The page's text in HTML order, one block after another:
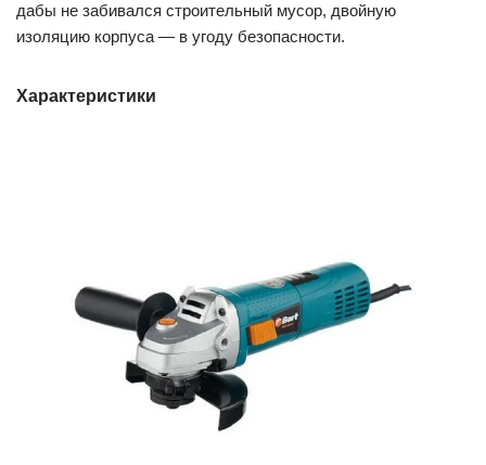
дабы не забивался строительный мусор, двойную
изоляцию корпуса — в угоду безопасности.
Характеристики